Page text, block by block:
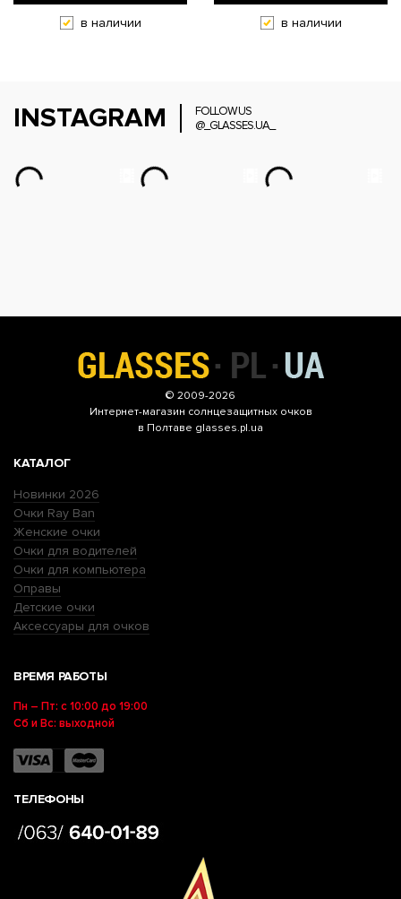
в наличии в наличии
INSTAGRAM
FOLLOW US
@_GLASSES.UA_
© 2009-2026
Интернет-магазин солнцезащитных очков
в Полтаве glasses.pl.ua
КАТАЛОГ
Новинки 2026
Очки Ray Ban
Женские очки
Очки для водителей
Очки для компьютера
Оправы
Детские очки
Аксессуары для очков
ВРЕМЯ РАБОТЫ
Пн – Пт: с 10:00 до 19:00
Сб и Вс: выходной
ТЕЛЕФОНЫ